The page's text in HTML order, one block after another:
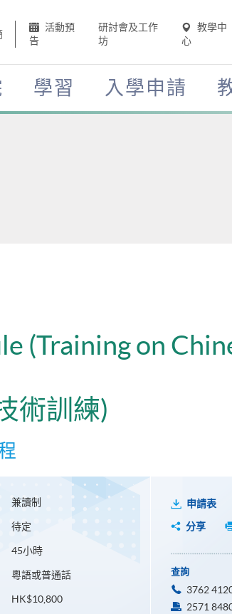
活動預
告
研討會及工作
坊
教學中
心
學習 入學申請
(Training on
術訓練)
兼讀制
待定
45小時
粵語或普通話
HK$10,800
申請表
分享
查詢
3762
2571